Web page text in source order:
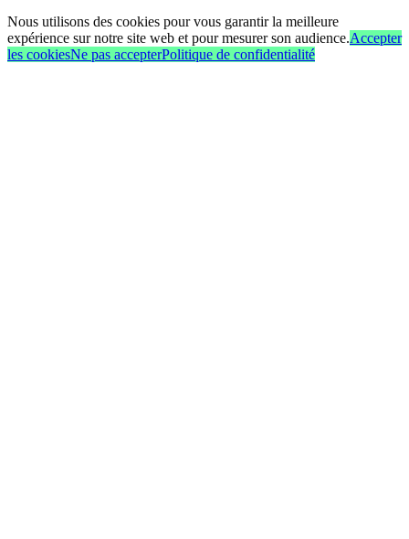
Nous utilisons des cookies pour vous garantir la meilleure
expérience sur notre site web et pour mesurer son audience.Accepter
les cookiesNe pas accepterPolitique de confidentialité